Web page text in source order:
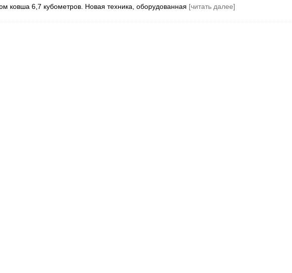
ковша 6,7 кубометров. Новая техника, оборудованная [читать далее]